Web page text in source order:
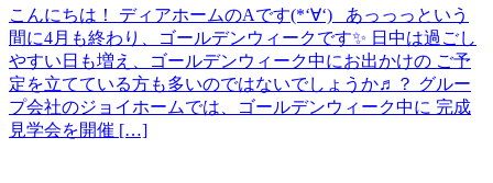
こんにちは！ ディアホームのAです(*‘∀‘) あっっっという
間に4月も終わり、ゴールデンウィークです✨ 日中は過ごし
やすい日も増え、ゴールデンウィーク中にお出かけの ご予
定を立てている方も多いのではないでしょうか♬？ グルー
プ会社のジョイホームでは、ゴールデンウィーク中に 完成
見学会を開催 […]